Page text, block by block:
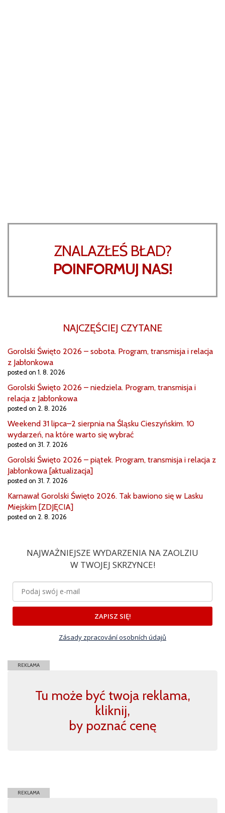
ZNALAZŁEŚ BŁAD?
POINFORMUJ NAS!
NAJCZĘŚCIEJ CZYTANE
Gorolski Święto 2026 – sobota. Program, transmisja i relacja
z Jabłonkowa
posted on 1. 8. 2026
Gorolski Święto 2026 – niedziela. Program, transmisja i
relacja z Jabłonkowa
posted on 2. 8. 2026
Weekend 31 lipca–2 sierpnia na Śląsku Cieszyńskim. 10
wydarzeń, na które warto się wybrać
posted on 31. 7. 2026
Gorolski Święto 2026 – piątek. Program, transmisja i relacja z
Jabłonkowa [aktualizacja]
posted on 31. 7. 2026
Karnawał Gorolski Święto 2026. Tak bawiono się w Lasku
Miejskim [ZDJĘCIA]
posted on 2. 8. 2026
NAJWAŻNIEJSZE WYDARZENIA NA ZAOLZIU
W TWOJEJ SKRZYNCE!
ZAPISZ SIĘ!
Zásady zpracování osobních údajů
REKLAMA
Tu może być twoja reklama,
kliknij,
by poznać cenę
REKLAMA